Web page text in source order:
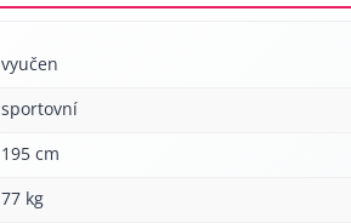
vyučen
sportovní
195 cm
77 kg